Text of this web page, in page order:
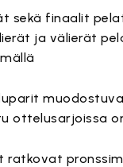
sekä finaalit
ja välierät
ottelusarjoissa
ratkovat